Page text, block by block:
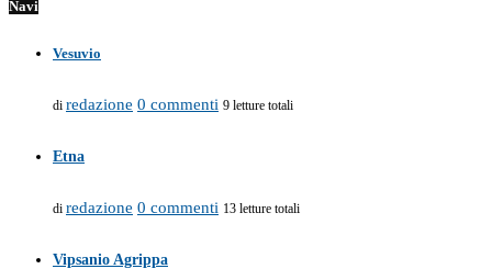
Navi
Vesuvio
di redazione 0 commenti 9 letture totali
Etna
di redazione 0 commenti 13 letture totali
Vipsanio Agrippa